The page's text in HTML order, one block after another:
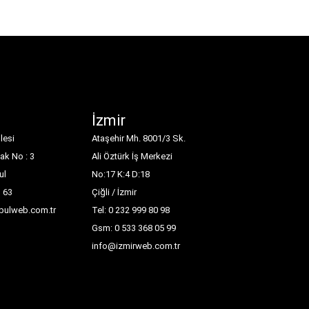
No : 3
63
İzmir
Ataşehir Mh. 8001/3 Sk.
Ali Öztürk İş Merkezi
No:17 K:4 D:18
Çiğli / İzmir
Tel: 0 232 999 80 98
Gsm: 0 533 368 05 99
info@izmirweb.com.tr